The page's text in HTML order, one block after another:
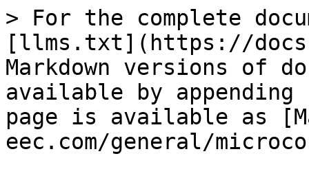
> For the complete
[llms.txt](https://
Markdown versions of
available by
page is available as
eec.com/general/